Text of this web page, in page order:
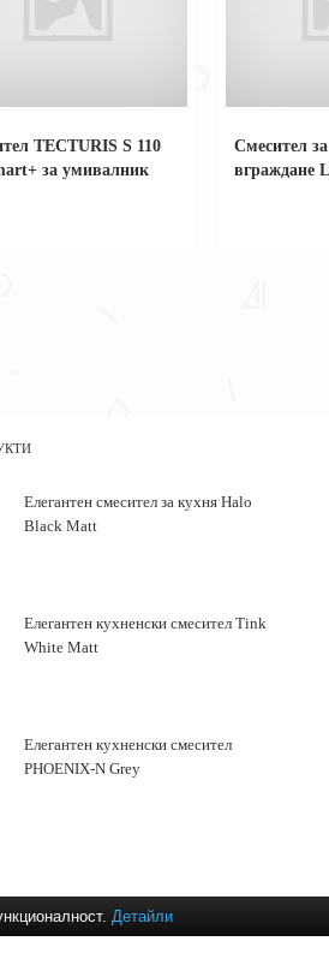
TECTURIS S 110
за умивалник
Смесител
вграждане
Елегантен смесител за кухня Halo
Black Matt
Елегантен кухненски смесител Tink
White Matt
Елегантен кухненски смесител
PHOENIX-N Grey
Детайли